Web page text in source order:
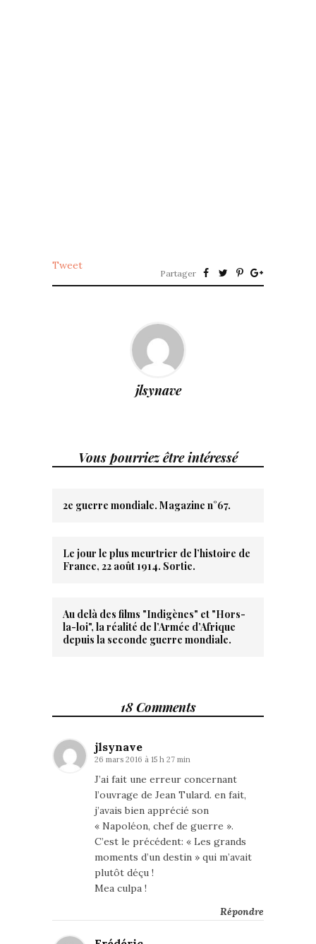
Tweet
Partager
jlsynave
Vous pourriez être intéressé
2e guerre mondiale. Magazine n°67.
Le jour le plus meurtrier de l’histoire de
France, 22 août 1914. Sortie.
Au delà des films "Indigènes" et "Hors-
la-loi", la réalité de l’Armée d’Afrique
depuis la seconde guerre mondiale.
18 Comments
jlsynave
26 mars 2016 à 15 h 27 min
J’ai fait une erreur concernant
l’ouvrage de Jean Tulard. en fait,
j’avais bien apprécié son
« Napoléon, chef de guerre ».
C’est le précédent: « Les grands
moments d’un destin » qui m’avait
plutôt déçu !
Mea culpa !
Répondre